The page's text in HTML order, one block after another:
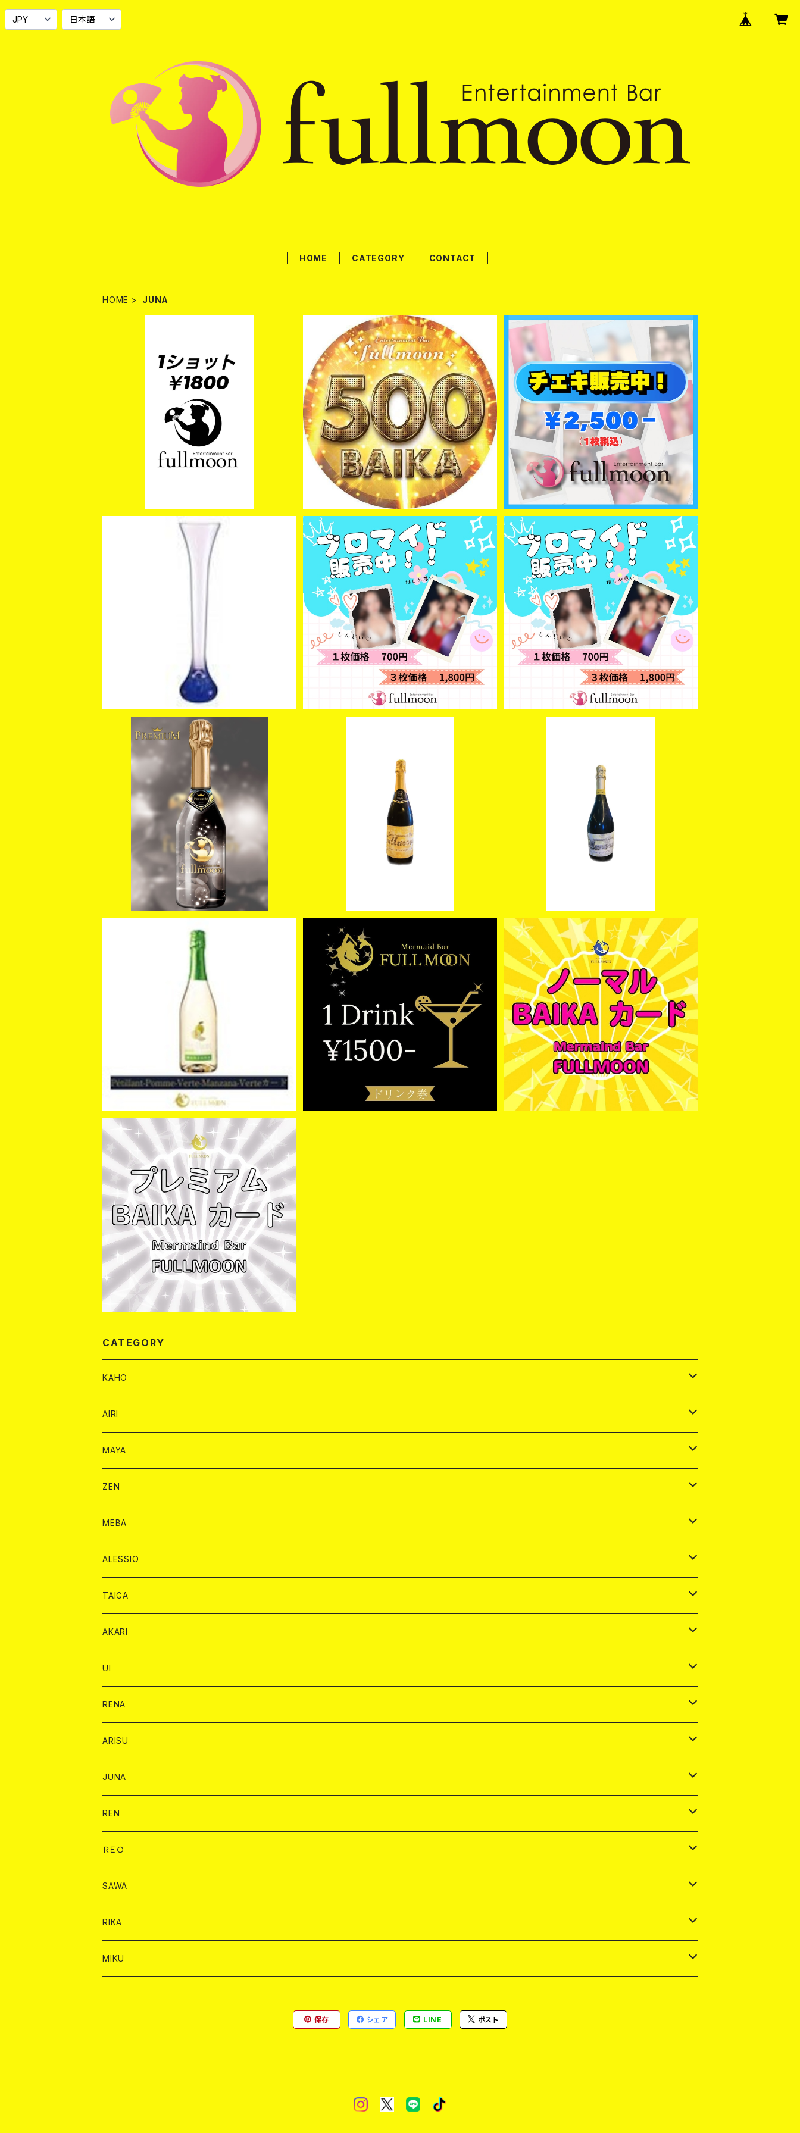
HOME CATEGORY CONTACT
HOME JUNA
【JUNA】ショットカード
¥1,800
【JUNA】５００バイカ カード
¥50,000
【JUNA】チェキカード
¥2,500
【JUNA】ブロマイド1枚
¥700
【JUNA】ブロマイド3枚セット
¥1,800
【JUNA】オリジナルシャンパン ブラック
カード
¥48,000
【JUNA 】オリジナルシャンパン ゴールド
カード
¥38,000
【JUNA】オリジナルシャンパン シルバー
カード
¥28,000
【JUNA】シャンパンカード
¥18,000
【JUNA 】ドリンクカード
¥1,500
【JUNA】BAIKA カード
¥1,100
【JUNA】BAIKA プレミアムカード
¥11,000
CATEGORY
KAHO
シャンパンカード
モエシャンドン カード
ヴーヴクリコ カード
BAIKA カード
ノーマル カード
プレミアム カード
ドリンク カード
１ドリンクカード
ショット
チェキ カード
チェキ １５００円
AIRI
シャンパン カード
モエシャンドン カード
ヴーヴクリコ カード
BAIKA カード
ノーマル カード
プレミアム カード
ドリンク カード
１ドリンク カード
ショット
チェキ カード
チェキ １５００円
MAYA
ドリンク
1ドリンク
ショット
チェキ
BAIKA
ZEN
ドリンク
シャンパン
ショット
チェキ
BAIKA
MEBA
ドリンク
シャンパンカード
ドリンクカード
チップ
チェキ
ALESSIO
ドリンク
シャンパン
1ドリンク
チップ
TAIGA
ドリンク
シャンパン
1ドリンク
チップ
AKARI
ドリンク
1ドリンク
ショット
UI
バイカ
ドリンク
シャンパン
ドリンク
チェキ
RENA
バイカ
ドリンク
ドリンク
ヤードグラス
チェキ
ARISU
バイカ
ドリンク
ドリンク
シャンパン
チェキ
JUNA
バイカ
ドリンク
シャンパン
ヤードグラス
チェキ
REN
バイカ
ドリンク
ショット
シャンパン
チェキ
ＲＥＯ
ドリンク
シャンパン
ショット
バイカ
チェキ
SAWA
ドリンク
シャンパン
バイカ
RIKA
ドリンク
MIKU
保存 シェア LINE ポスト